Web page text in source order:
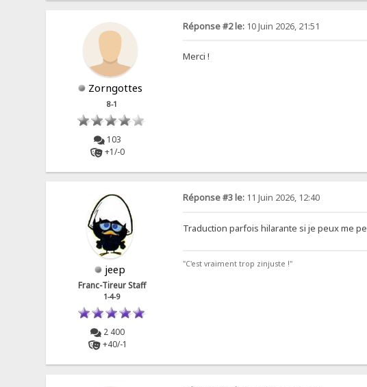
Zorngottes
8-1
103
+1/-0
Réponse #2 le:10 Juin 2026, 21:51
Merci !
jeep
Franc-Tireur Staff
1-4-9
2 400
+40/-1
Réponse #3 le:11 Juin 2026, 12:40
Traduction parfois hilarante si je peux me
"C'est vraiment trop zinjuste !"